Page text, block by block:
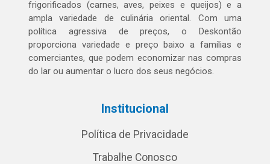
frigorificados (carnes, aves, peixes e queijos) e a
ampla variedade de culinária oriental. Com uma
política agressiva de preços, o Deskontão
proporciona variedade e preço baixo a famílias e
comerciantes, que podem economizar nas compras
do lar ou aumentar o lucro dos seus negócios.
Institucional
Política de Privacidade
Trabalhe Conosco